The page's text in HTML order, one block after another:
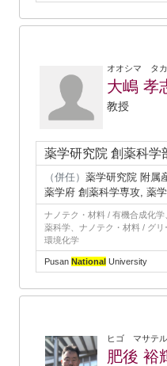
オオシマ タ
大嶋 孝
教授
薬学研究院 創薬科学
（併任） 薬学研究院 附属
薬学府 創薬科学専攻, 薬
ナノテク・材料 / 有機合成化
薬科学、ナノテク・材料 / グリ
環境化学
Pusan National University
ヒゴ マサテル
肥後 裕